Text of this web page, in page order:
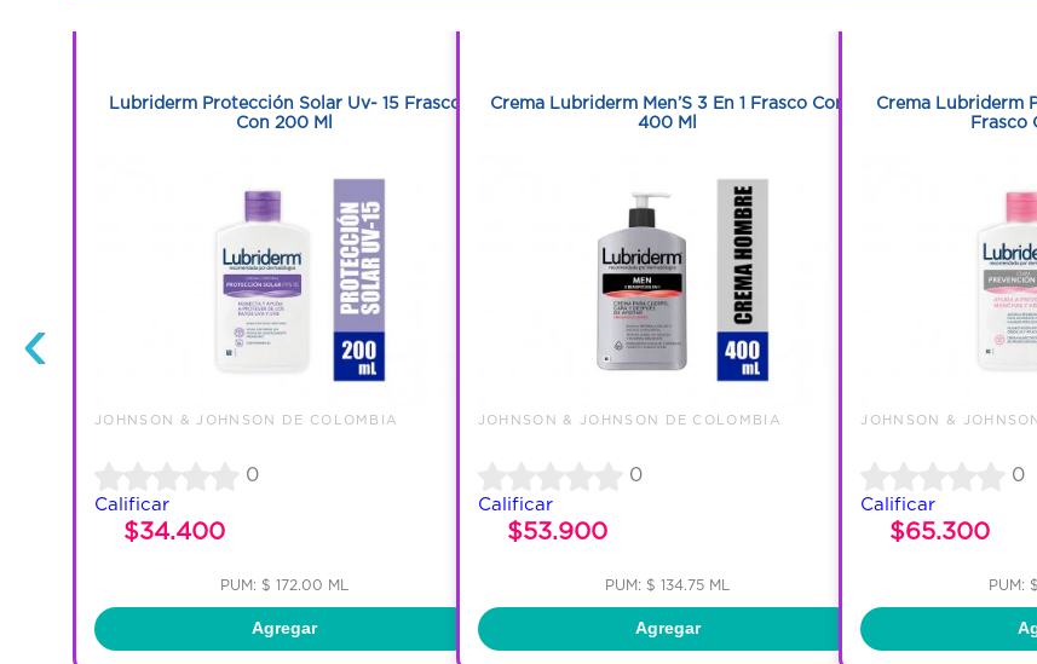
‹
Lubriderm Protección Solar Uv- 15 Frasco
Con 200 Ml
JOHNSON & JOHNSON DE COLOMBIA
0
Calificar
$34.400
PUM: $ 172.00 ML
Agregar
Crema Lubriderm Men’S 3 En 1 Frasco Con
400 Ml
JOHNSON & JOHNSON DE COLOMBIA
0
Calificar
$53.900
PUM: $ 134.75 ML
Agregar
Crema Lubriderm
Frasco
JOHNSON &
0
Calificar
$65.300
PUM: